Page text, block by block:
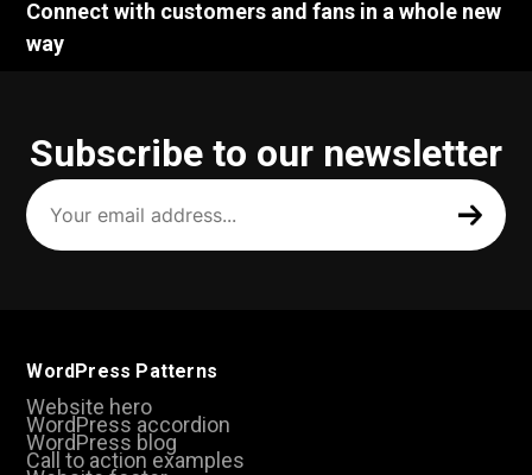
Connect with customers and fans in a whole new
way
Subscribe to our newsletter
Your
email
address
(Required)
WordPress Patterns
Website hero
WordPress accordion
WordPress blog
Call to action examples